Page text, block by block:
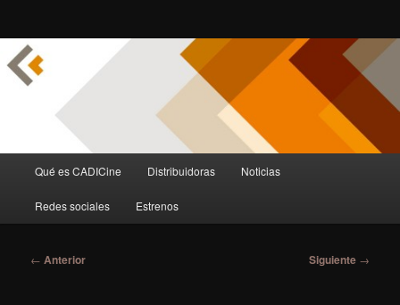
principal
Qué es CADICine Distribuidoras Noticias
Redes sociales Estrenos
Navegación
← Anterior Siguiente →